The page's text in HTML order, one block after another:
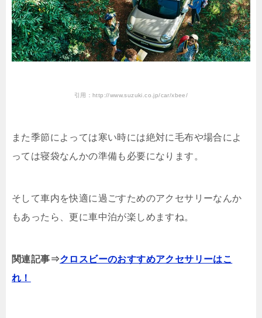
引用：http://www.suzuki.co.jp/car/xbee/
また季節によっては寒い時には絶対に毛布や場合によ
っては寝袋なんかの準備も必要になります。
そして車内を快適に過ごすためのアクセサリーなんか
もあったら、更に車中泊が楽しめますね。
関連記事⇒クロスビーのおすすめアクセサリーはこ
れ！